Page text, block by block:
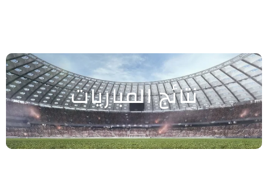
نتائج المباريات